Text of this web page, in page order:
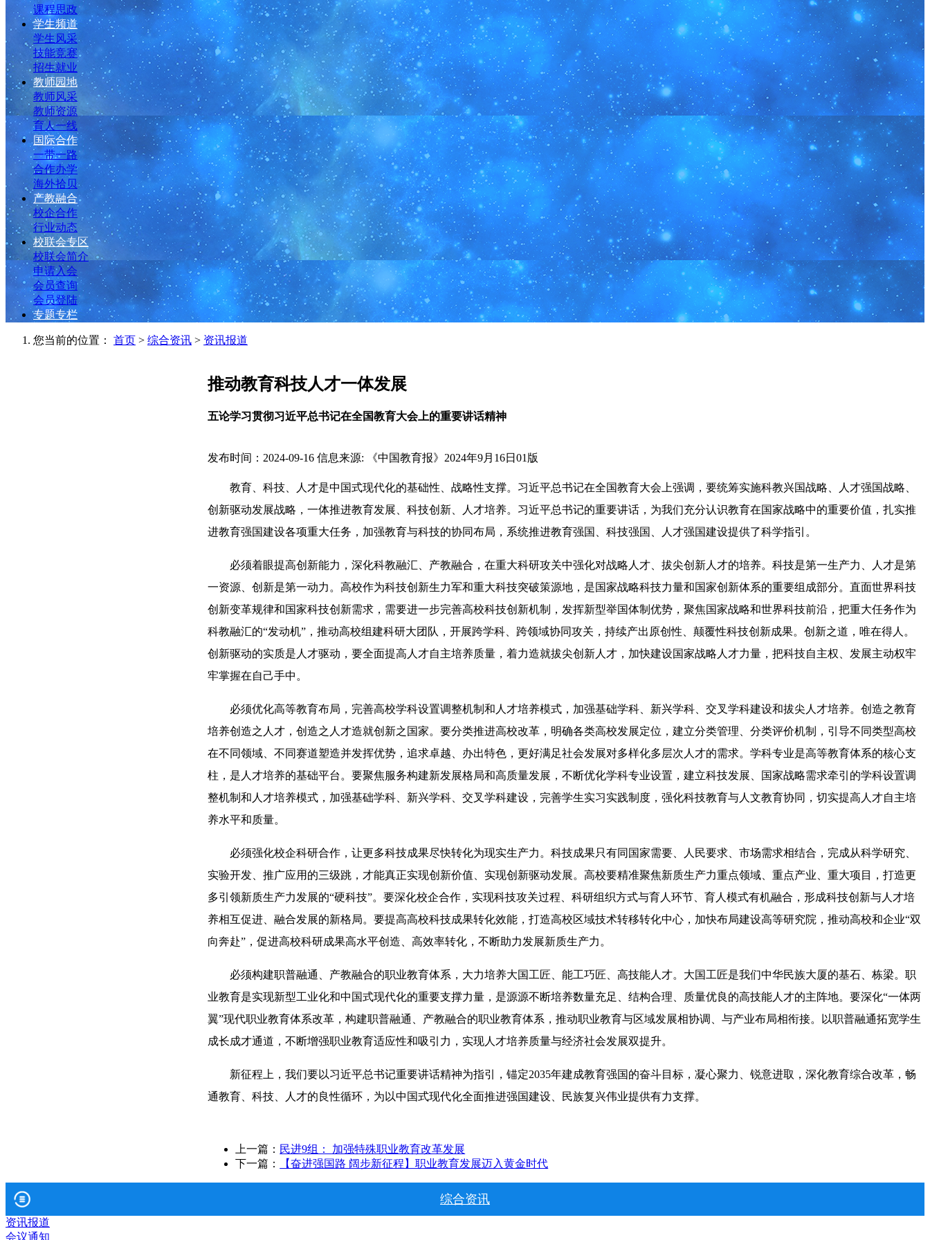
课程思政
学生频道
学生风采
技能竞赛
招生就业
教师园地
教师风采
教师资源
育人一线
国际合作
一带一路
合作办学
海外拾贝
产教融合
校企合作
行业动态
校联会专区
校联会简介
申请入会
会员查询
会员登陆
专题专栏
您当前的位置： 首页 > 综合资讯 > 资讯报道
推动教育科技人才一体发展
五论学习贯彻习近平总书记在全国教育大会上的重要讲话精神
发布时间：2024-09-16 信息来源: 《中国教育报》2024年9月16日01版
教育、科技、人才是中国式现代化的基础性、战略性支撑。习近平总书记在全国教育大会上强调，要统筹实施科教兴国战略、人才强国战略、
创新驱动发展战略，一体推进教育发展、科技创新、人才培养。习近平总书记的重要讲话，为我们充分认识教育在国家战略中的重要价值，扎实推
进教育强国建设各项重大任务，加强教育与科技的协同布局，系统推进教育强国、科技强国、人才强国建设提供了科学指引。
必须着眼提高创新能力，深化科教融汇、产教融合，在重大科研攻关中强化对战略人才、拔尖创新人才的培养。科技是第一生产力、人才是第
一资源、创新是第一动力。高校作为科技创新生力军和重大科技突破策源地，是国家战略科技力量和国家创新体系的重要组成部分。直面世界科技
创新变革规律和国家科技创新需求，需要进一步完善高校科技创新机制，发挥新型举国体制优势，聚焦国家战略和世界科技前沿，把重大任务作为
科教融汇的“发动机”，推动高校组建科研大团队，开展跨学科、跨领域协同攻关，持续产出原创性、颠覆性科技创新成果。创新之道，唯在得人。
创新驱动的实质是人才驱动，要全面提高人才自主培养质量，着力造就拔尖创新人才，加快建设国家战略人才力量，把科技自主权、发展主动权牢
牢掌握在自己手中。
必须优化高等教育布局，完善高校学科设置调整机制和人才培养模式，加强基础学科、新兴学科、交叉学科建设和拔尖人才培养。创造之教育
培养创造之人才，创造之人才造就创新之国家。要分类推进高校改革，明确各类高校发展定位，建立分类管理、分类评价机制，引导不同类型高校
在不同领域、不同赛道塑造并发挥优势，追求卓越、办出特色，更好满足社会发展对多样化多层次人才的需求。学科专业是高等教育体系的核心支
柱，是人才培养的基础平台。要聚焦服务构建新发展格局和高质量发展，不断优化学科专业设置，建立科技发展、国家战略需求牵引的学科设置调
整机制和人才培养模式，加强基础学科、新兴学科、交叉学科建设，完善学生实习实践制度，强化科技教育与人文教育协同，切实提高人才自主培
养水平和质量。
必须强化校企科研合作，让更多科技成果尽快转化为现实生产力。科技成果只有同国家需要、人民要求、市场需求相结合，完成从科学研究、
实验开发、推广应用的三级跳，才能真正实现创新价值、实现创新驱动发展。高校要精准聚焦新质生产力重点领域、重点产业、重大项目，打造更
多引领新质生产力发展的“硬科技”。要深化校企合作，实现科技攻关过程、科研组织方式与育人环节、育人模式有机融合，形成科技创新与人才培
养相互促进、融合发展的新格局。要提高高校科技成果转化效能，打造高校区域技术转移转化中心，加快布局建设高等研究院，推动高校和企业“双
向奔赴”，促进高校科研成果高水平创造、高效率转化，不断助力发展新质生产力。
必须构建职普融通、产教融合的职业教育体系，大力培养大国工匠、能工巧匠、高技能人才。大国工匠是我们中华民族大厦的基石、栋梁。职
业教育是实现新型工业化和中国式现代化的重要支撑力量，是源源不断培养数量充足、结构合理、质量优良的高技能人才的主阵地。要深化“一体两
翼”现代职业教育体系改革，构建职普融通、产教融合的职业教育体系，推动职业教育与区域发展相协调、与产业布局相衔接。以职普融通拓宽学生
成长成才通道，不断增强职业教育适应性和吸引力，实现人才培养质量与经济社会发展双提升。
新征程上，我们要以习近平总书记重要讲话精神为指引，锚定2035年建成教育强国的奋斗目标，凝心聚力、锐意进取，深化教育综合改革，畅
通教育、科技、人才的良性循环，为以中国式现代化全面推进强国建设、民族复兴伟业提供有力支撑。
上一篇： 民进9组： 加强特殊职业教育改革发展
下一篇：
【奋进强国路 阔步新征程】职业教育发展迈入黄金时代
综合资讯
资讯报道
会议通知